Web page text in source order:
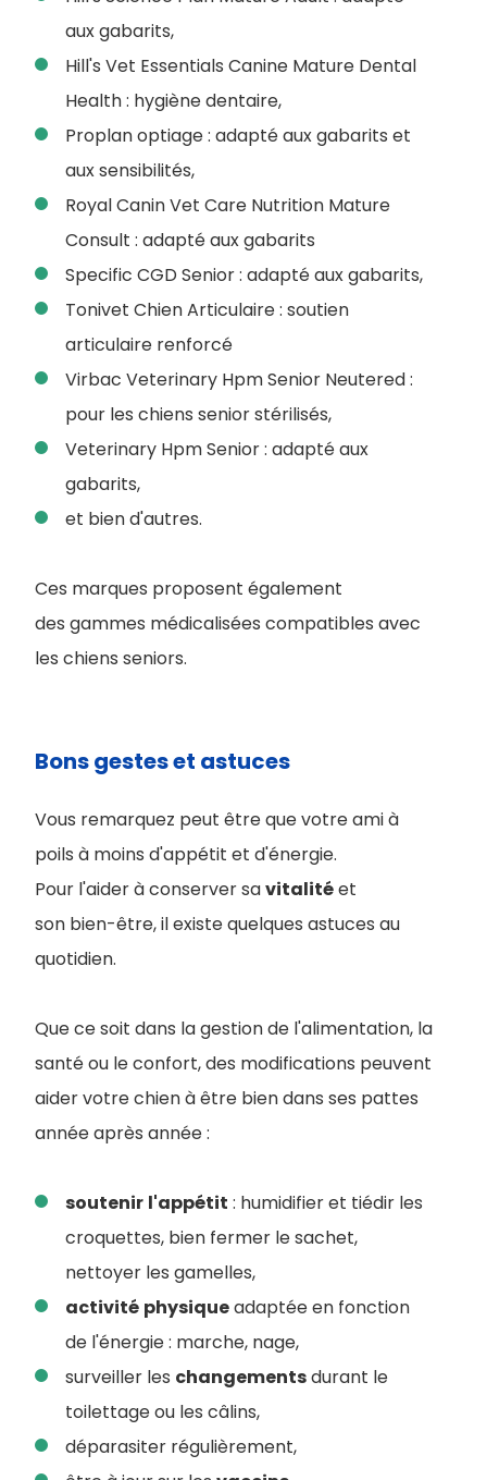
aux gabarits,
Hill's Vet Essentials Canine Mature Dental
Health : hygiène dentaire,
Proplan optiage : adapté aux gabarits et
aux sensibilités,
Royal Canin Vet Care Nutrition Mature
Consult : adapté aux gabarits
Specific CGD Senior : adapté aux gabarits,
Tonivet Chien Articulaire : soutien
articulaire renforcé
Virbac Veterinary Hpm Senior Neutered :
pour les chiens senior stérilisés,
Veterinary Hpm Senior : adapté aux
gabarits,
et bien d'autres.
Ces marques proposent également
des gammes médicalisées compatibles avec
les chiens seniors.
Bons gestes et astuces
Vous remarquez peut être que votre ami à
poils à moins d'appétit et d'énergie.
Pour l'aider à conserver savitalitéet
son bien-être, il existe quelques astuces au
quotidien.
Que ce soit dans la gestion de l'alimentation, la
santé ou le confort, des modifications peuvent
aider votre chien à être bien dans ses pattes
année après année :
soutenir l'appétit : humidifier et tiédir les
croquettes, bien fermer le sachet,
nettoyer les gamelles,
activité physiqueadaptée en fonction
de l'énergie : marche, nage,
surveiller les changementsdurant le
toilettage ou les câlins,
déparasiter régulièrement,